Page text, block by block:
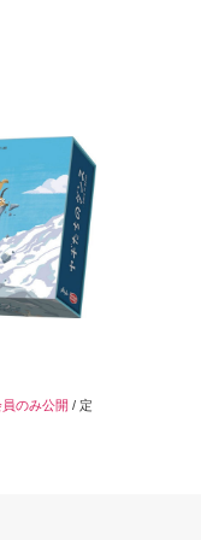
のみ公開 / 定